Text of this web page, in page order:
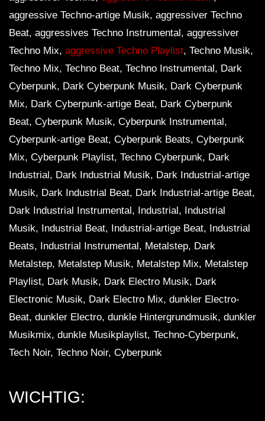
aggressive Techno-artige Musik, aggressiver Techno
Beat, aggressives Techno Instrumental, aggressiver
Techno Mix, aggressive Techno Playlist, Techno Musik,
Techno Mix, Techno Beat, Techno Instrumental, Dark
Cyberpunk, Dark Cyberpunk Musik, Dark Cyberpunk
Mix, Dark Cyberpunk-artige Beat, Dark Cyberpunk
Beat, Cyberpunk Musik, Cyberpunk Instrumental,
Cyberpunk-artige Beat, Cyberpunk Beats, Cyberpunk
Mix, Cyberpunk Playlist, Techno Cyberpunk, Dark
Industrial, Dark Industrial Musik, Dark Industrial-artige
Musik, Dark Industrial Beat, Dark Industrial-artige Beat,
Dark Industrial Instrumental, Industrial, Industrial
Musik, Industrial Beat, Industrial-artige Beat, Industrial
Beats, Industrial Instrumental, Metalstep, Dark
Metalstep, Metalstep Musik, Metalstep Mix, Metalstep
Playlist, Dark Musik, Dark Electro Musik, Dark
Electronic Musik, Dark Electro Mix, dunkler Electro-
Beat, dunkler Electro, dunkle Hintergrundmusik, dunkler
Musikmix, dunkle Musikplaylist, Techno-Cyberpunk,
Tech Noir, Techno Noir, Cyberpunk
WICHTIG: